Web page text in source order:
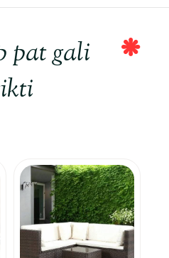
pat gali